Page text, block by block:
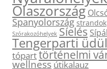
Olaszország
Spanyolország strandok
Szórakozóhelyek Síelés
Tengerparti
tóparttörténelmi
wellnessútikalauz